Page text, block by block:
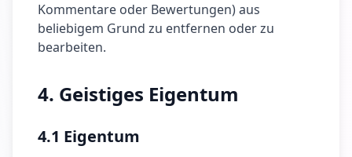
Kommentare oder Bewertungen) aus
beliebigem Grund zu entfernen oder zu
bearbeiten.
4. Geistiges Eigentum
4.1 Eigentum